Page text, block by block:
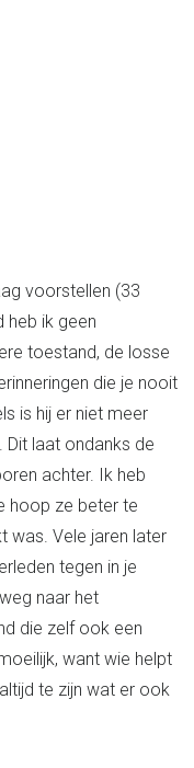
voorstellen (33
heb ik geen
toestand, de losse
die je nooit
is hij er niet meer
laat ondanks de
achter. Ik heb
hoop ze beter te
was. Vele jaren later
tegen in je
naar het
die zelf ook een
want wie helpt
te zijn wat er ook